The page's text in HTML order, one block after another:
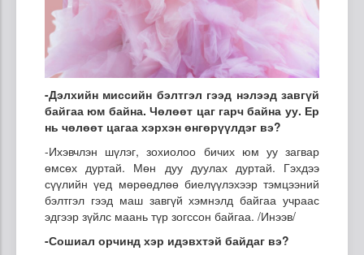
-Дэлхийн миссийн бэлтгэл гээд нэлээд завгүй
байгаа юм байна. Чөлөөт цаг гарч байна уу. Ер
нь чөлөөт цагаа хэрхэн өнгөрүүлдэг вэ?
-Ихэвчлэн шүлэг, зохиолоо бичих юм уу загвар
өмсөх дуртай. Мөн дуу дуулах дуртай. Гэхдээ
сүүлийн үед мөрөөдлөө биелүүлэхээр тэмцээний
бэлтгэл гээд маш завгүй хэмнэлд байгаа учраас
эдгээр зүйлс маань түр зогссон байгаа. /Инээв/
-Сошиал орчинд хэр идэвхтэй байдаг вэ?